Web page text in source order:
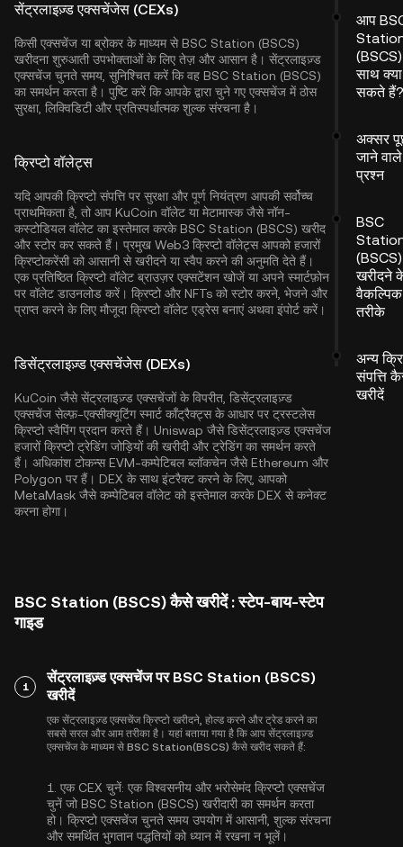
सेंट्रलाइज़्ड एक्सचेंजेस (CEXs)
किसी एक्सचेंज या ब्रोकर के माध्यम से BSC Station (BSCS)
खरीदना शुरुआती उपभोक्ताओं के लिए तेज़ और आसान है। सेंट्रलाइज़्ड
एक्सचेंज चुनते समय, सुनिश्चित करें कि वह BSC Station (BSCS)
का समर्थन करता है। पुष्टि करें कि आपके द्वारा चुने गए एक्सचेंज में ठोस
सुरक्षा, लिक्विडिटी और प्रतिस्पर्धात्मक शुल्क संरचना है।
क्रिप्टो वॉलेट्स
यदि आपकी क्रिप्टो संपत्ति पर सुरक्षा और पूर्ण नियंत्रण आपकी सर्वोच्च
प्राथमिकता है, तो आप KuCoin वॉलेट या मेटामास्क जैसे नॉन-
कस्टोडियल वॉलेट का इस्तेमाल करके BSC Station (BSCS) खरीद
और स्टोर कर सकते हैं। प्रमुख Web3 क्रिप्टो वॉलेट्स आपको हजारों
क्रिप्टोकरेंसी को आसानी से खरीदने या स्वैप करने की अनुमति देते हैं।
एक प्रतिष्ठित क्रिप्टो वॉलेट ब्राउज़र एक्सटेंशन खोजें या अपने स्मार्टफ़ोन
पर वॉलेट डाउनलोड करें। क्रिप्टो और NFTs को स्टोर करने, भेजने और
प्राप्त करने के लिए मौजूदा क्रिप्टो वॉलेट एड्रेस बनाएं अथवा इंपोर्ट करें।
डिसेंट्रलाइज़्ड एक्सचेंजेस (DEXs)
KuCoin जैसे सेंट्रलाइज़्ड एक्सचेंजों के विपरीत, डिसेंट्रलाइज़्ड
एक्सचेंज सेल्फ़-एक्सीक्यूटिंग स्मार्ट कॉंट्रैक्ट्स के आधार पर ट्रस्टलेस
क्रिप्टो स्वैपिंग प्रदान करते हैं। Uniswap जैसे डिसेंट्रलाइज़्ड एक्सचेंज
हजारों क्रिप्टो ट्रेडिंग जोड़ियों की खरीदी और ट्रेडिंग का समर्थन करते
हैं। अधिकांश टोकन्स EVM-कम्पेटिबल ब्लॉकचेन जैसेEthereum और
Polygon पर हैं। DEX के साथ इंटरैक्ट करने के लिए, आपको
MetaMask जैसे कम्पेटिबल वॉलेट को इस्तेमाल करके DEX से कनेक्ट
करना होगा।
BSC Station (BSCS) कैसे खरीदें : स्टेप-बाय-स्टेप
गाइड
1
सेंट्रलाइज़्ड एक्सचेंज पर BSC Station (BSCS)
खरीदें
एक सेंट्रलाइज़्ड एक्सचेंज क्रिप्टो खरीदने, होल्ड करने और ट्रेड करने का
सबसे सरल और आम तरीका है। यहां बताया गया है कि आप सेंट्रलाइज़्ड
एक्सचेंज के माध्यम से BSC Station(BSCS) कैसे खरीद सकते हैं:
1. एक CEX चुनें: एक विश्वसनीय और भरोसेमंद क्रिप्टो एक्सचेंज
चुनें जो BSC Station (BSCS) खरीदारी का समर्थन करता
हो। क्रिप्टो एक्सचेंज चुनते समय उपयोग में आसानी, शुल्क संरचना
और समर्थित भुगतान पद्धतियों को ध्यान में रखना न भूलें।
आप
साथ
सकते हैं?
अक्सर
जाने वाले
प्रश्न
BSC
(BSCS)
खरीदने
वैकल्पिक
तरीके
अन्य
संपत्ति
खरीदें